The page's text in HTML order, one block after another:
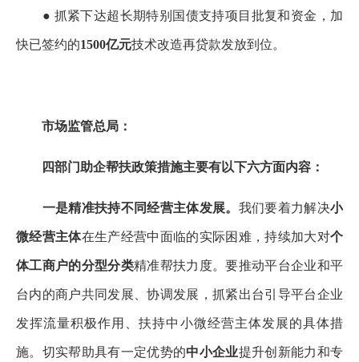
● 抓紧下达超长期特别国债支持项目批复和资金，加
快已签约的1500亿元技术改造再贷款发放到位。
市场监管总局：
四部门助企帮扶政策措施主要有以下六方面内容：
一是精准扶持不同经营主体发展。 我们要着力解决小
微经营主体在生产经营中面临的实际困难，持续加大对个
体工商户的分型分类精准帮扶力度。要推动平台企业和平
台内的商户共同发展、协调发展，抓紧出台引导平台企业
发挥流量积极作用、扶持中小微经营主体发展的具体措
施。切实帮助具有一定优势的中小企业提升创新能力和专